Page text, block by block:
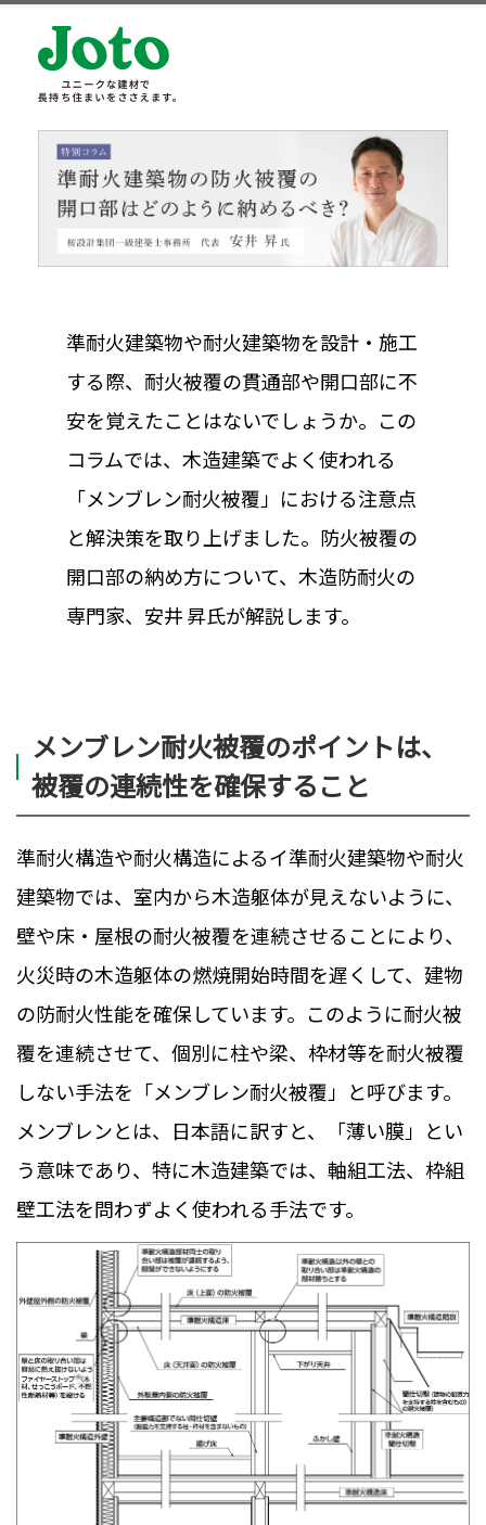
準耐火建築物や耐火建築物を設計・施工
する際、耐火被覆の貫通部や開口部に不
安を覚えたことはないでしょうか。この
コラムでは、木造建築でよく使われる
「メンブレン耐火被覆」における注意点
と解決策を取り上げました。防火被覆の
開口部の納め方について、木造防耐火の
専門家、安井 昇氏が解説します。
メンブレン耐火被覆のポイントは、
被覆の連続性を確保すること
準耐火構造や耐火構造によるイ準耐火建築物や耐火
建築物では、室内から木造躯体が見えないように、
壁や床・屋根の耐火被覆を連続させることにより、
火災時の木造躯体の燃焼開始時間を遅くして、建物
の防耐火性能を確保しています。このように耐火被
覆を連続させて、個別に柱や梁、枠材等を耐火被覆
しない手法を「メンブレン耐火被覆」と呼びます。
メンブレンとは、日本語に訳すと、「薄い膜」とい
う意味であり、特に木造建築では、軸組工法、枠組
壁工法を問わずよく使われる手法です。